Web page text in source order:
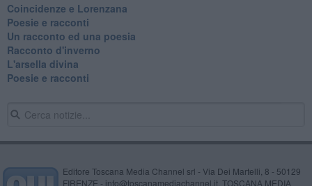
Coincidenze e Lorenzana
Poesie e racconti
Un racconto ed una poesia
Racconto d'inverno
​L'arsella divina
Poesie e racconti
Editore Toscana Media Channel srl - Via Dei Martelli, 8 - 50129
FIRENZE - info@toscanamediachannel.it. TOSCANA MEDIA